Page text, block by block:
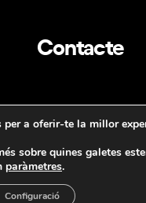
Contacte
CAT ENG
per a oferir-te la millor
sobre quines galetes
paràmetres.
Configuració